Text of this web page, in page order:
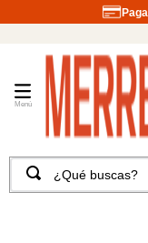
¿Qué buscas?
TÉRMINOS MÁS